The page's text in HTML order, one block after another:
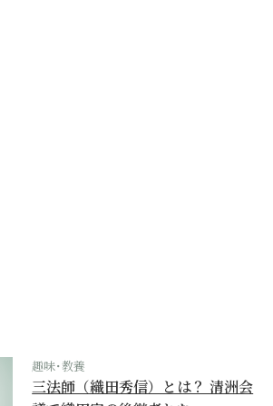
趣味･教養
三法師（織田秀信）とは？ 清洲会